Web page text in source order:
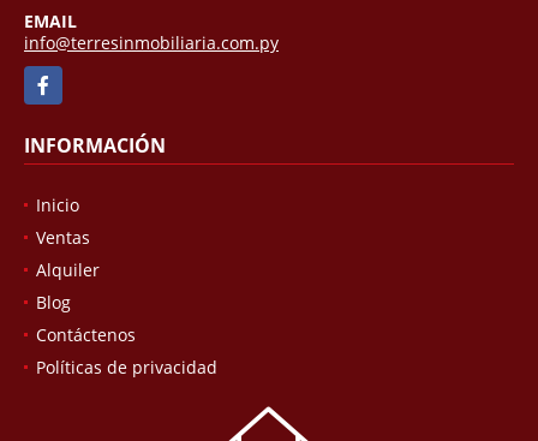
EMAIL
info@terresinmobiliaria.com.py
Facebook
INFORMACIÓN
Inicio
Ventas
Alquiler
Blog
Contáctenos
Políticas de privacidad